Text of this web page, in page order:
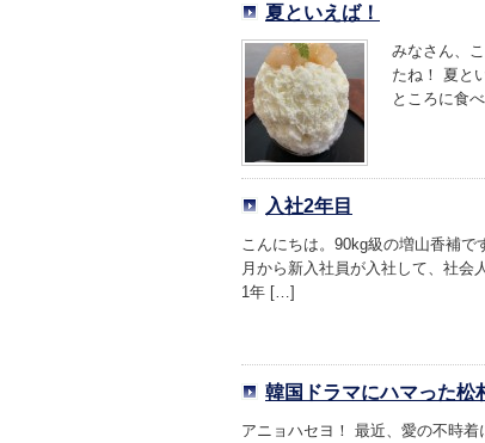
夏といえば！
みなさん、
たね！ 夏と
ところに食
入社2年目
こんにちは。90kg級の増山香補
月から新入社員が入社して、社会
1年 […]
韓国ドラマにハマった松
アニョハセヨ！ 最近、愛の不時